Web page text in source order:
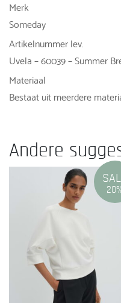
Merk
Someday
Artikelnummer lev.
Uvela – 60039 – Summer
Materiaal
Bestaat uit meerdere
Andere